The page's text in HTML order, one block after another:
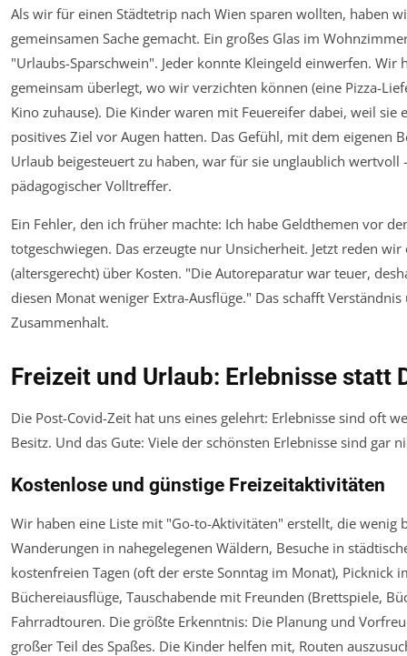
Als wir für einen Städtetrip nach Wien sparen wollten, haben
gemeinsamen Sache gemacht. Ein großes Glas im
"Urlaubs-Sparschwein". Jeder konnte Kleingeld einwerfen. Wir
gemeinsam überlegt, wo wir verzichten können (eine Pizza-
Kino zuhause). Die Kinder waren mit Feuereifer dabei, weil sie
positives Ziel vor Augen hatten. Das Gefühl, mit dem eigenen
Urlaub beigesteuert zu haben, war für sie unglaublich wertvoll
pädagogischer Volltreffer.
Ein Fehler, den ich früher machte: Ich habe Geldthemen vor
totgeschwiegen. Das erzeugte nur Unsicherheit. Jetzt reden wir
(altersgerecht) über Kosten. "Die Autoreparatur war teuer,
diesen Monat weniger Extra-Ausflüge." Das schafft Verständnis
Zusammenhalt.
Freizeit und Urlaub: Erlebnisse statt
Die Post-Covid-Zeit hat uns eines gelehrt: Erlebnisse sind oft
Besitz. Und das Gute: Viele der schönsten Erlebnisse sind gar
Kostenlose und günstige Freizeitaktivitäten
Wir haben eine Liste mit "Go-to-Aktivitäten" erstellt, die wenig
Wanderungen in nahegelegenen Wäldern, Besuche in
kostenfreien Tagen (oft der erste Sonntag im Monat), Picknick
Büchereiausflüge, Tauschabende mit Freunden (Brettspiele,
Fahrradtouren. Die größte Erkenntnis: Die Planung und
großer Teil des Spaßes. Die Kinder helfen mit, Routen